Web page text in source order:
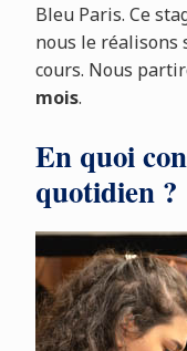
Bleu Paris. Ce
nous le réalisons
cours. Nous
mois.
En quoi
quotidien ?